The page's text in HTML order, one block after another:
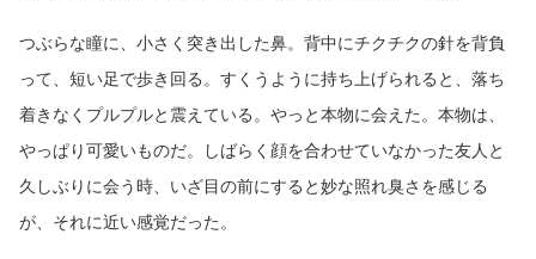
つぶらな瞳に、小さく突き出した鼻。背中にチクチクの針を背負
って、短い足で歩き回る。すくうように持ち上げられると、落ち
着きなくプルプルと震えている。やっと本物に会えた。本物は、
やっぱり可愛いものだ。しばらく顔を合わせていなかった友人と
久しぶりに会う時、いざ目の前にすると妙な照れ臭さを感じる
が、それに近い感覚だった。